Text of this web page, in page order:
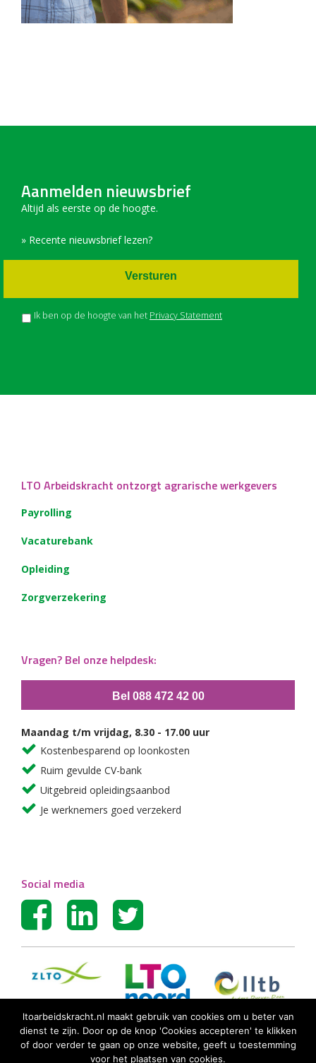
Aanmelden nieuwsbrief
Altijd als eerste op de hoogte.
» Recente nieuwsbrief lezen?
Ik ben op de hoogte van het Privacy Statement
Versturen
LTO Arbeidskracht ontzorgt agrarische werkgevers
Payrolling
Vacaturebank
Opleiding
Zorgverzekering
Vragen? Bel onze helpdesk:
Bel 088 472 42 00
Maandag t/m vrijdag, 8.30 - 17.00 uur
Kostenbesparend op loonkosten
Ruim gevulde CV-bank
Uitgebreid opleidingsaanbod
Je werknemers goed verzekerd
Social media
ltoarbeidskracht.nl maakt gebruik van cookies om u beter van
dienst te zijn. Door op de knop 'Cookies accepteren' te klikken
of door verder te gaan op onze website, geeft u toestemming
voor het plaatsen van cookies.